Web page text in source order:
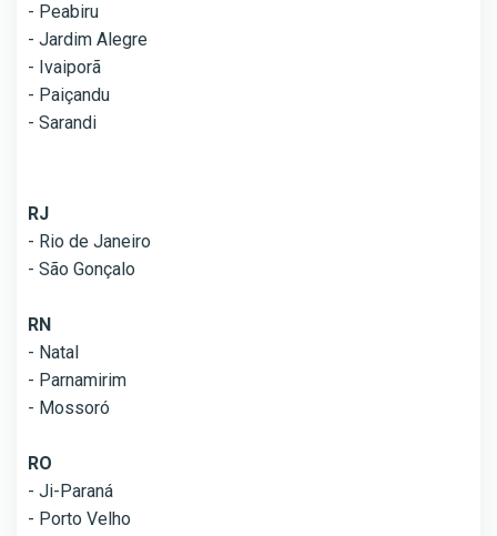
- Peabiru
- Jardim Alegre
- Ivaiporã
- Paiçandu
- Sarandi
RJ
- Rio de Janeiro
- São Gonçalo
RN
- Natal
- Parnamirim
- Mossoró
RO
- Ji-Paraná
- Porto Velho